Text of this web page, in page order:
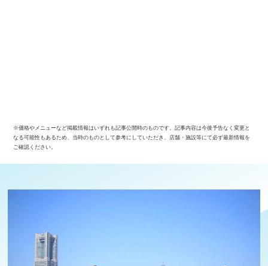
※価格やメニューなど掲載情報はいずれも記事公開時のものです。記事内容は今後予告なく変更と
なる可能性もあるため、当時のものとして参考にしていただき、店舗・施設等にて必ず最新情報を
ご確認ください。